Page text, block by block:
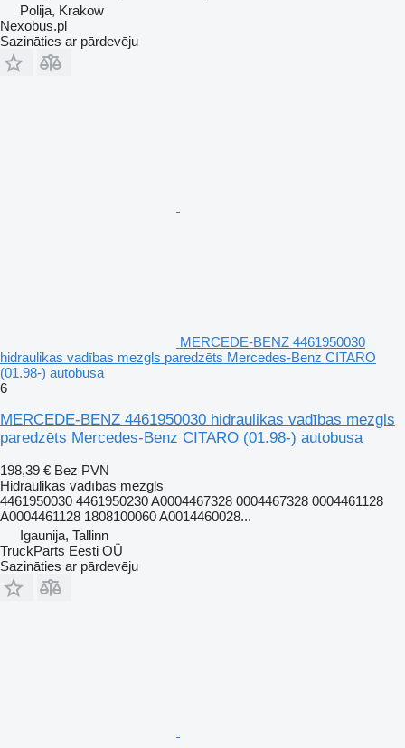
Polija, Krakow
Nexobus.pl
Sazināties ar pārdevēju
MERCEDE-BENZ 4461950030
hidraulikas vadības mezgls paredzēts Mercedes-Benz CITARO
(01.98-) autobusa
6
MERCEDE-BENZ 4461950030 hidraulikas vadības mezgls
paredzēts Mercedes-Benz CITARO (01.98-) autobusa
198,39 € Bez PVN
Hidraulikas vadības mezgls
4461950030 4461950230 A0004467328 0004467328 0004461128
A0004461128 1808100060 A0014460028...
Igaunija, Tallinn
TruckParts Eesti OÜ
Sazināties ar pārdevēju